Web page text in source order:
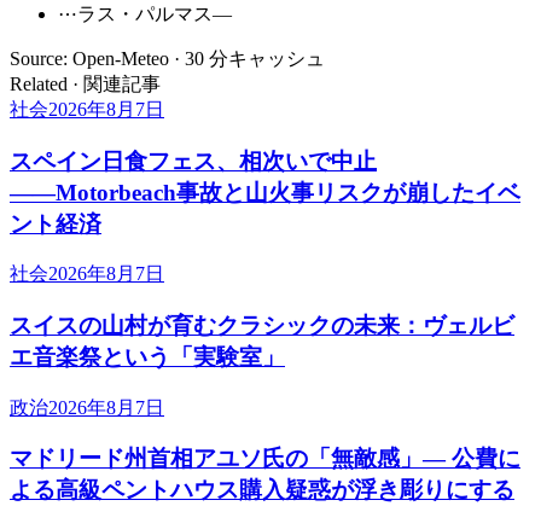
⋯ラス・パルマス—
Source: Open-Meteo · 30 分キャッシュ
Related · 関連記事
社会2026年8月7日
スペイン日食フェス、相次いで中止
――Motorbeach事故と山火事リスクが崩したイベ
ント経済
社会2026年8月7日
スイスの山村が育むクラシックの未来：ヴェルビ
エ音楽祭という「実験室」
政治2026年8月7日
マドリード州首相アユソ氏の「無敵感」— 公費に
よる高級ペントハウス購入疑惑が浮き彫りにする